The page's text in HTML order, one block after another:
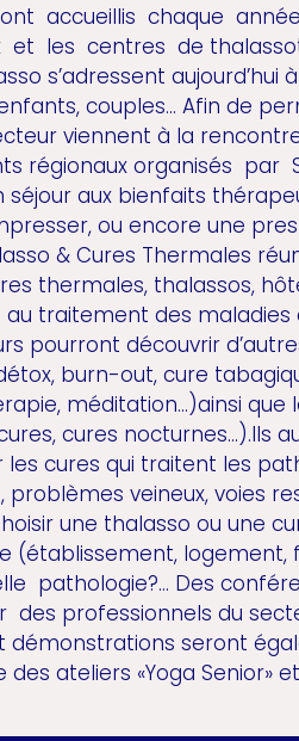
accueillis chaque
les centres de
s’adressent aujourd’hui
couples... Afin de
viennent à la
régionaux organisés par
aux bienfaits
ou encore une
& Cures Thermales
thermales, thalassos,
traitement des maladies
pourront découvrir
burn-out, cure
méditation...)ainsi que
cures nocturnes...).Ils
les cures qui traitent les
veineux, voies
une thalasso ou une
(établissement, logement,
pathologie?... Des
professionnels du
démonstrations seront
ateliers «Yoga Senior» et